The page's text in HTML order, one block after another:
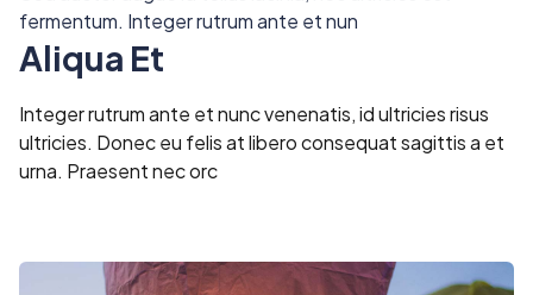
fermentum. Integer rutrum ante et nun
Aliqua Et
Integer rutrum ante et nunc venenatis, id ultricies risus
ultricies. Donec eu felis at libero consequat sagittis a et
urna. Praesent nec orc